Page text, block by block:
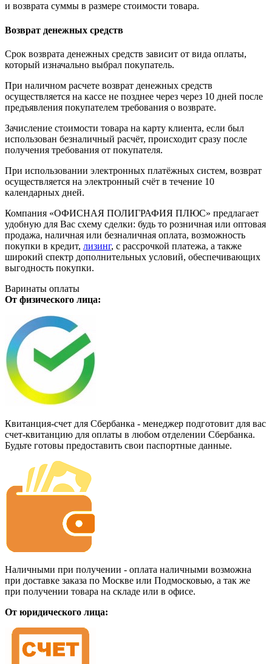
и возврата суммы в размере стоимости товара.
Возврат денежных средств
Срок возврата денежных средств зависит от вида оплаты,
который изначально выбрал покупатель.
При наличном расчете возврат денежных средств
осуществляется на кассе не позднее через через 10 дней после
предъявления покупателем требования о возврате.
Зачисление стоимости товара на карту клиента, если был
использован безналичный расчёт, происходит сразу после
получения требования от покупателя.
При использовании электронных платёжных систем, возврат
осуществляется на электронный счёт в течение 10
календарных дней.
Компания «ОФИСНАЯ ПОЛИГРАФИЯ ПЛЮС» предлагает
удобную для Вас схему сделки: будь то розничная или оптовая
продажа, наличная или безналичная оплата, возможность
покупки в кредит, лизинг, с рассрочкой платежа, а также
широкий спектр дополнительных условий, обеспечивающих
выгодность покупки.
Варинаты оплаты
От физического лица:
Квитанция-счет для Сбербанка - менеджер подготовит для вас
счет-квитанцию для оплаты в любом отделении Сбербанка.
Будьте готовы предоставить свои паспортные данные.
Наличными при получении - оплата наличными возможна
при доставке заказа по Москве или Подмосковью, а так же
при получении товара на складе или в офисе.
От юридического лица: